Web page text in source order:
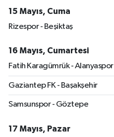
15 Mayıs, Cuma
Rizespor - Beşiktaş
16 Mayıs, Cumartesi
Fatih Karagümrük - Alanyaspor
Gaziantep FK - Başakşehir
Samsunspor - Göztepe
17 Mayıs, Pazar